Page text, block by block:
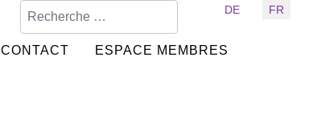
Sélectionnez votre langue
DE FR
CONTACT ESPACE MEMBRES